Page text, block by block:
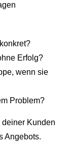
Erfolg?
wenn sie
Problem?
Kunden
Angebots.